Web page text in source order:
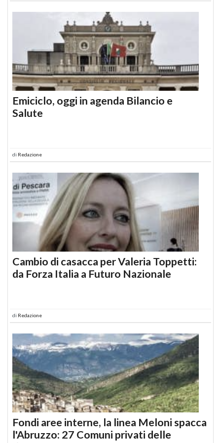
Emiciclo, oggi in agenda Bilancio e
Salute
di Redazione
Cambio di casacca per Valeria Toppetti:
da Forza Italia a Futuro Nazionale
di Redazione
Fondi aree interne, la linea Meloni spacca
l'Abruzzo: 27 Comuni privati delle